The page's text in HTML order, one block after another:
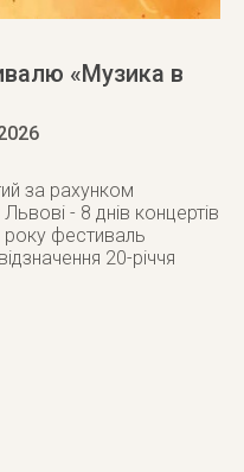
«Музика в
за рахунком
- 8 днів концертів
року фестиваль
20-річчя